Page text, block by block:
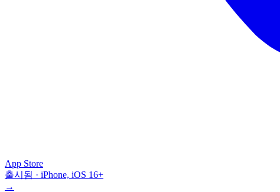
App Store
출시됨 · iPhone, iOS 16+
→